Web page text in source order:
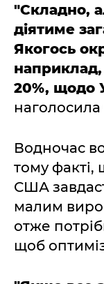
"Складно,
діятиме
Якогось
наприклад,
20%, щодо
Водночас
тому факті,
США
малим
отже
щоб